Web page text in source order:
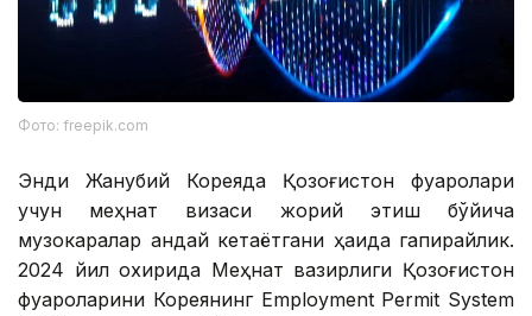
Фото: freepik.com
Энди Жанубий Кореяда Қозоғистон фуқаролари
учун меҳнат визаси жорий этиш бўйича
музокаралар қандай кетаётгани ҳақида гапирайлик.
2024 йил охирида Меҳнат вазирлиги Қозоғистон
фуқароларини Кореянинг Employment Permit System